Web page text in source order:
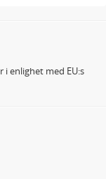
enlighet med EU:s